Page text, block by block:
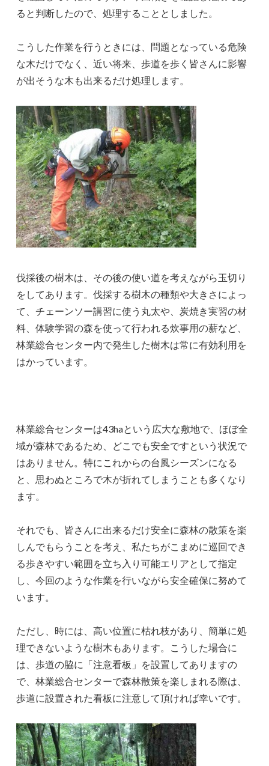
ると判断したので、処理することとしました。
こうした作業を行うときには、問題となっている危険
な木だけでなく、近い将来、歩道を歩く皆さんに影響
が出そうな木も出来るだけ処理します。
伐採後の樹木は、その後の使い道を考えながら玉切り
をしてあります。伐採する樹木の種類や大きさによっ
て、チェーンソー講習に使う丸太や、炭焼き実習の材
料、体験学習の森を使って行われる炊事用の薪など、
林業総合センター内で発生した樹木は常に有効利用を
はかっています。
林業総合センターは43haという広大な敷地で、ほぼ全
域が森林であるため、どこでも安全ですという状況で
はありません。特にこれからの台風シーズンになる
と、思わぬところで木が折れてしまうことも多くなり
ます。
それでも、皆さんに出来るだけ安全に森林の散策を楽
しんでもらうことを考え、私たちがこまめに巡回でき
る歩きやすい範囲を立ち入り可能エリアとして指定
し、今回のような作業を行いながら安全確保に努めて
います。
ただし、時には、高い位置に枯れ枝があり、簡単に処
理できないような樹木もあります。こうした場合に
は、歩道の脇に「注意看板」を設置してありますの
で、林業総合センターで森林散策を楽しまれる際は、
歩道に設置された看板に注意して頂ければ幸いです。